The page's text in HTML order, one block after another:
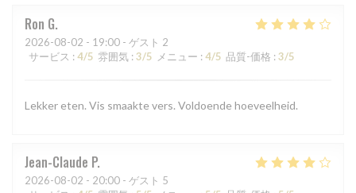
Ron G
2026-08-02 - 19:00 - ゲスト 2
サービス : 4/5 雰囲気 : 3/5 メニュー : 4/5 品質-価格 : 3/5
Lekker eten. Vis smaakte vers. Voldoende hoeveelheid.
Jean-Claude P
2026-08-02 - 20:00 - ゲスト 5